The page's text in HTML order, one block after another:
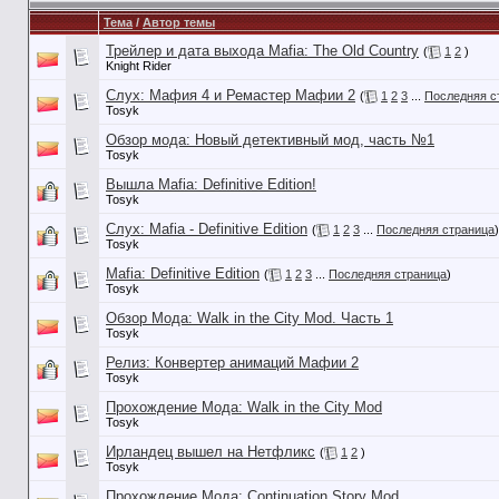
Тема/Автор темы
Трейлер и дата выхода Mafia: The Old Country ( 1 2 )
Knight Rider
Слух: Мафия 4 и Ремастер Мафии 2 ( 1 2 3
Последняя
Tosyk
Обзор мода: Новый детективный мод, часть №1
Tosyk
Вышла Mafia: Definitive Edition!
Tosyk
Слух: Mafia - Definitive Edition ( 1 2 3 Последняя страница)
Tosyk
Mafia: Definitive Edition ( 1 2 3 Последняя страница)
Tosyk
Обзор Мода: Walk in the City Mod. Часть 1
Tosyk
Релиз: Конвертер анимаций Мафии 2
Tosyk
Прохождение Мода: Walk in the City Mod
Tosyk
Ирландец вышел на Нетфликс ( 1 2 )
Tosyk